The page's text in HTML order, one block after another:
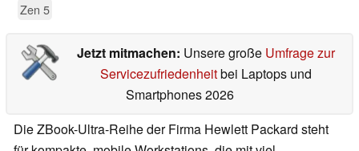
Zen 5
Jetzt mitmachen: Unsere große Umfrage zur
Servicezufriedenheitbei Laptops und
Smartphones 2026
Die ZBook-Ultra-Reihe der Firma Hewlett Packard steht